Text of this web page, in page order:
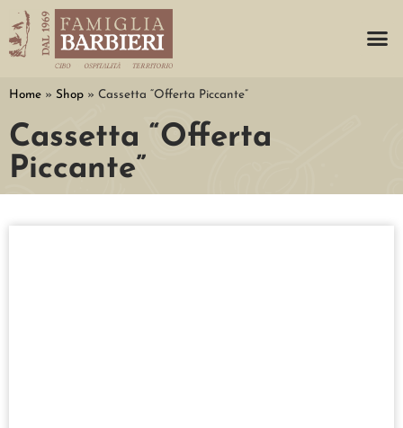
Home » Shop » Cassetta “Offerta Piccante”
Cassetta “Offerta
Piccante”